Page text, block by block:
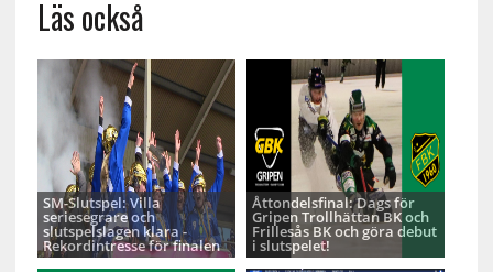
Läs också
SM-Slutspel: Villa
seriesegrare och
slutspelslagen klara -
Rekordintresse för finalen
Åttondelsfinal: Dags för
Gripen Trollhättan BK och
Frillesås BK och göra debut
i slutspelet!